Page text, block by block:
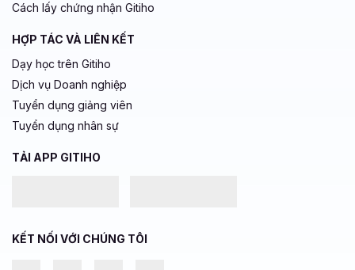
Cách lấy chứng nhận Gitiho
HỢP TÁC VÀ LIÊN KẾT
Dạy học trên Gitiho
Dịch vụ Doanh nghiệp
Tuyển dụng giảng viên
Tuyển dụng nhân sự
TẢI APP GITIHO
KẾT NỐI VỚI CHÚNG TÔI